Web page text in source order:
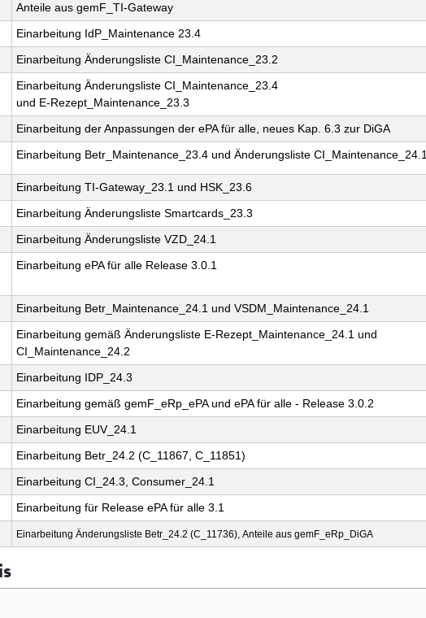
Anteile aus gemF_TI-Gateway
Einarbeitung IdP_Maintenance 23.4
Einarbeitung Änderungsliste CI_Maintenance_23.2
Einarbeitung Änderungsliste CI_Maintenance_23.4
und E-Rezept_Maintenance_23.3
Einarbeitung der Anpassungen der ePA für alle, neues Kap. 6.3 zur DiGA
Einarbeitung Betr_Maintenance_23.4 und Änderungsliste CI_Maintenance_24.1
Einarbeitung TI-Gateway_23.1 und HSK_23.6
Einarbeitung Änderungsliste Smartcards_23.3
Einarbeitung Änderungsliste VZD_24.1
Einarbeitung ePA für alle Release 3.0.1
Einarbeitung Betr_Maintenance_24.1 und VSDM_Maintenance_24.1
Einarbeitung gemäß Änderungsliste E-Rezept_Maintenance_24.1 und
CI_Maintenance_24.2
Einarbeitung IDP_24.3
Einarbeitung gemäß gemF_eRp_ePA und ePA für alle - Release 3.0.2
Einarbeitung EUV_24.1
Einarbeitung Betr_24.2 (C_11867, C_11851)
Einarbeitung CI_24.3, Consumer_24.1
Einarbeitung für Release ePA für alle 3.1
Einarbeitung Änderungsliste Betr_24.2 (C_11736), Anteile aus gemF_eRp_DiGA